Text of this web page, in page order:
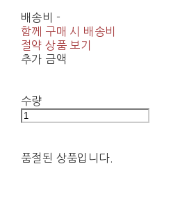
배송비 -
함께 구매 시 배송비
절약 상품 보기
추가 금액
수량
품절된 상품입니다.